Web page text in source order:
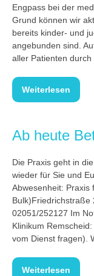
Engpass bei der
Grund können wir
bereits kinder- und
angebunden sind.
aller Patienten
Weiterlesen
Ab heute
Die Praxis geht in
wieder für Sie und
Abwesenheit: Praxis
Bulk)Friedrichstraße
02051/252127 Im
Klinikum
vom Dienst fragen).
Weiterlesen